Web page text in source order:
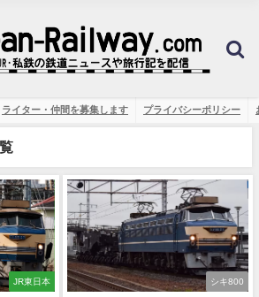
ライター・仲間を募集します プライバシーポリシー
JR東日本 シキ800